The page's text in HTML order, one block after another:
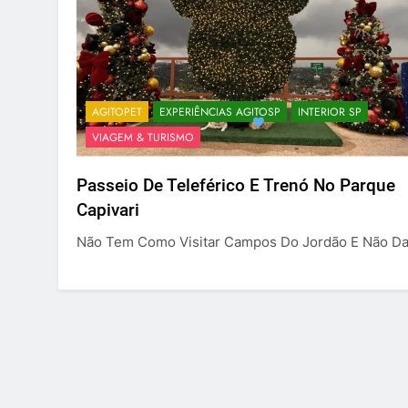
AGITOPET EXPERIÊNCIAS AGITOSP
INTERIOR SP
VIAGEM & TURISMO
Passeio De Teleférico E Trenó No Parque
Capivari
Não Tem Como Visitar Campos Do Jordão E Não